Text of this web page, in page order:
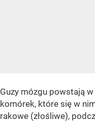
Guzy mózgu powstają
komórek, które się w
rakowe (złośliwe),